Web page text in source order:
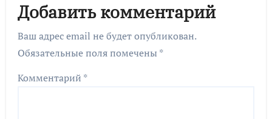
Добавить комментарий
Ваш адрес email не будет опубликован.
Обязательные поля помечены *
Комментарий *